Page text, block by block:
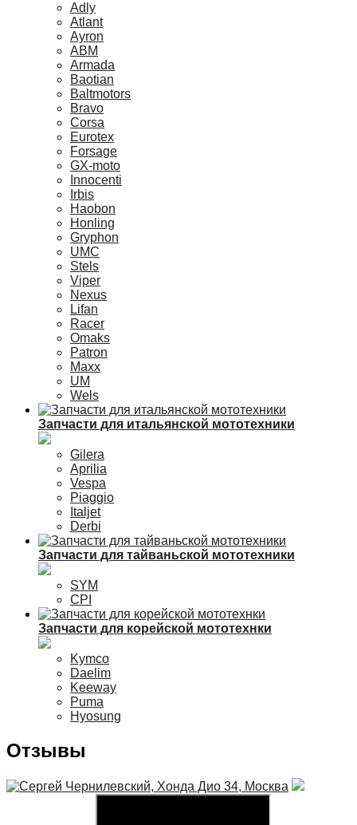
Adly
Atlant
Ayron
ABM
Armada
Baotian
Baltmotors
Bravo
Corsa
Eurotex
Forsage
GX-moto
Innocenti
Irbis
Haobon
Honling
Gryphon
UMC
Stels
Viper
Nexus
Lifan
Racer
Omaks
Patron
Maxx
UM
Wels
Запчасти для итальянской мототехники
Gilera
Aprilia
Vespa
Piaggio
Italjet
Derbi
Запчасти для тайваньской мототехники
SYM
CPI
Запчасти для корейской мототехнки
Kymco
Daelim
Keeway
Puma
Hyosung
Отзывы